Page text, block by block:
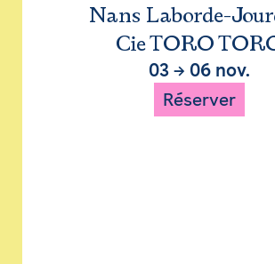
Nans Laborde-
Cie TORO
03 → 06 nov.
Réserver